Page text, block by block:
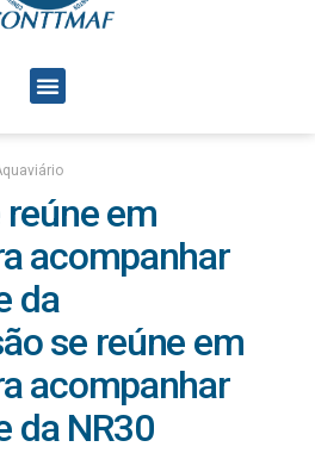
em
acompanhar
da
se reúne em
acompanhar
da NR30